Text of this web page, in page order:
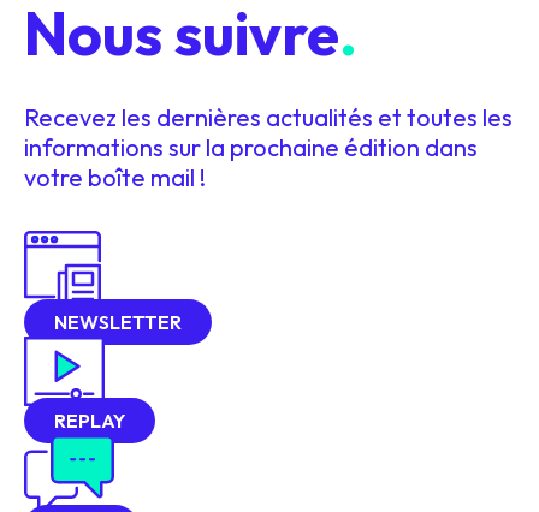
Nous suivre.
Recevez les dernières actualités et toutes les
informations sur la prochaine édition dans
votre boîte mail !
NEWSLETTER
REPLAY